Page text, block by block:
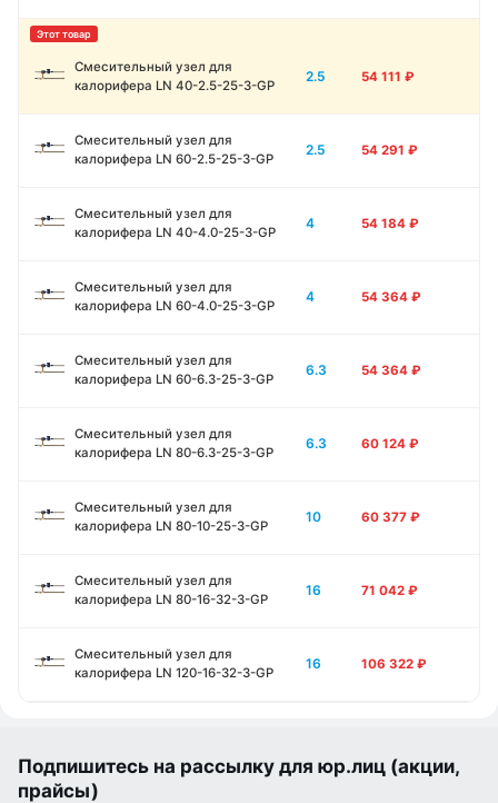
Смесительный узел для
калорифера LN 40-2.5-25-3-GP
2.5 54 111 ₽
Смесительный узел для
калорифера LN 60-2.5-25-3-GP
2.5 54 291 ₽
Смесительный узел для
калорифера LN 40-4.0-25-3-GP
4 54 184 ₽
Смесительный узел для
калорифера LN 60-4.0-25-3-GP
4 54 364 ₽
Смесительный узел для
калорифера LN 60-6.3-25-3-GP
6.3 54 364 ₽
Смесительный узел для
калорифера LN 80-6.3-25-3-GP
6.3 60 124 ₽
Смесительный узел для
калорифера LN 80-10-25-3-GP
10 60 377 ₽
Смесительный узел для
калорифера LN 80-16-32-3-GP
16 71 042 ₽
Смесительный узел для
калорифера LN 120-16-32-3-GP
16 106 322 ₽
Подпишитесь на рассылку для юр.лиц (акции,
прайсы)